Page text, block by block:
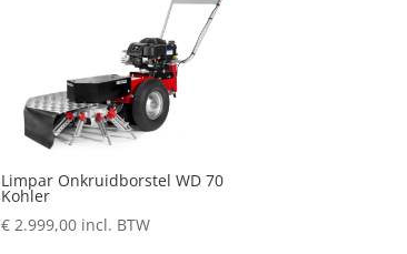
Limpar Onkruidborstel WD 70
Kohler
€2.999,00 incl. BTW